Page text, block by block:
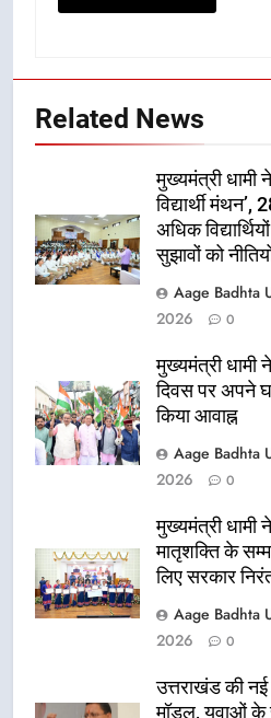
Related News
मुख्यमंत्री धामी
विद्यार्थी
अधिक
सुझावों को
Aage Badhta
2026
0
मुख्यमंत्री धामी
दिवस पर अपने
किया आवाह्न
Aage Badhta
2026
0
मुख्यमंत्री धामी
मातृशक्ति के
लिए सरकार
Aage Badhta
2026
0
उत्तराखंड की नई
मॉडल, युवाओं के